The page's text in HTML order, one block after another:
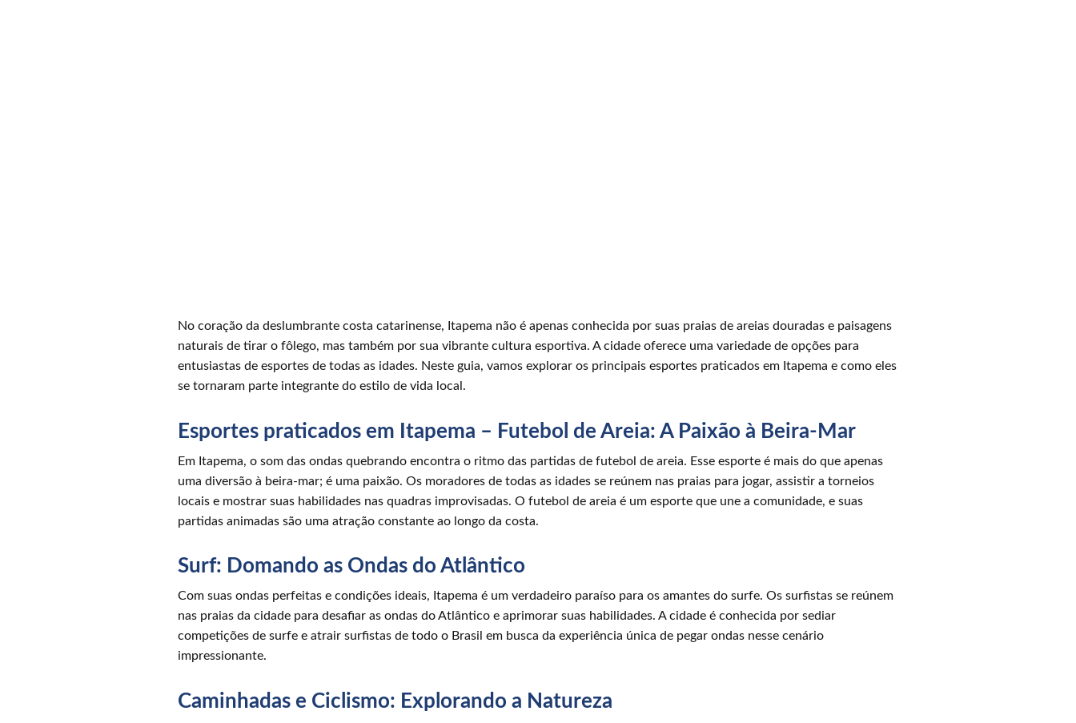
No coração da deslumbrante costa catarinense, Itapema não é apenas conhecida por suas praias de areias douradas e paisagens
naturais de tirar o fôlego, mas também por sua vibrante cultura esportiva. A cidade oferece uma variedade de opções para
entusiastas de esportes de todas as idades. Neste guia, vamos explorar os principais esportes praticados em Itapema e como eles
se tornaram parte integrante do estilo de vida local.
Esportes praticados em Itapema – Futebol de Areia: A Paixão à Beira-Mar
Em Itapema, o som das ondas quebrando encontra o ritmo das partidas de futebol de areia. Esse esporte é mais do que apenas
uma diversão à beira-mar; é uma paixão. Os moradores de todas as idades se reúnem nas praias para jogar, assistir a torneios
locais e mostrar suas habilidades nas quadras improvisadas. O futebol de areia é um esporte que une a comunidade, e suas
partidas animadas são uma atração constante ao longo da costa.
Surf: Domando as Ondas do Atlântico
Com suas ondas perfeitas e condições ideais, Itapema é um verdadeiro paraíso para os amantes do surfe. Os surfistas se reúnem
nas praias da cidade para desafiar as ondas do Atlântico e aprimorar suas habilidades. A cidade é conhecida por sediar
competições de surfe e atrair surfistas de todo o Brasil em busca da experiência única de pegar ondas nesse cenário
impressionante.
Caminhadas e Ciclismo: Explorando a Natureza